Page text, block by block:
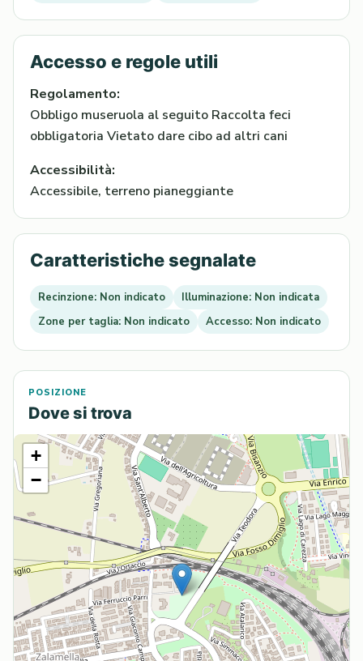
Accesso e regole utili
Regolamento:
Obbligo museruola al seguito Raccolta feci
obbligatoria Vietato dare cibo ad altri cani
Accessibilità:
Accessibile, terreno pianeggiante
Caratteristiche segnalate
Recinzione: Non indicato
Illuminazione: Non indicata
Zone per taglia: Non indicato
Accesso: Non indicato
POSIZIONE
Dove si trova
+
−